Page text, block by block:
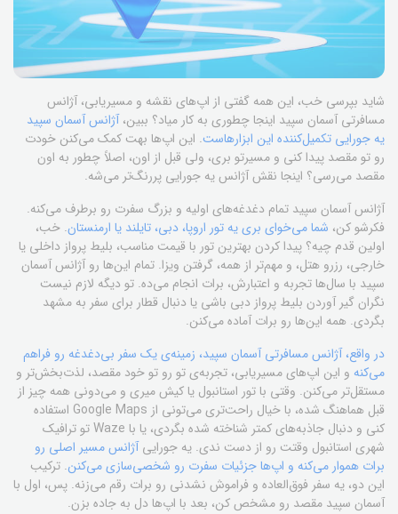
شاید بپرسی خب، این همه گفتی از اپ‌های نقشه و مسیر‌یابی، آژانس
مسافرتی آسمان سپید اینجا چطوری به کار میاد؟ ببین،آژانس آسمان سپید
یه جورایی تکمیل‌کننده این ابزارهاست. این اپ‌ها بهت کمک می‌کنن خودت
رو تو مقصد پیدا کنی و مسیرتو بری، ولی قبل از اون، اصلاً چطور به اون
مقصد می‌رسی؟ اینجا نقش آژانس یه جورایی پررنگ‌تر می‌شه.
آژانس آسمان سپید تمام دغدغه‌های اولیه و بزرگ سفرت رو برطرف می‌کنه.
فکرشو کن، شما می‌خوای بری یه تور اروپا، دبی، تایلند یا ارمنستان. خب،
اولین قدم چیه؟ پیدا کردن بهترین تور با قیمت مناسب، بلیط پرواز داخلی یا
خارجی، رزرو هتل، و مهم‌تر از همه، گرفتن ویزا. تمام این‌ها رو آژانس آسمان
سپید با سال‌ها تجربه و اعتبارش، برات انجام می‌ده. تو دیگه لازم نیست
نگران گیر آوردن بلیط پرواز دبی باشی یا دنبال قطار برای سفر به مشهد
بگردی. همه این‌ها رو برات آماده می‌کنن.
در واقع، آژانس مسافرتی آسمان سپید، زمینه‌ی یک سفر بی‌دغدغه رو فراهم
می‌کنه و این اپ‌های مسیر‌یابی، تجربه‌ی تو رو تو خود مقصد، لذت‌بخش‌تر و
مستقل‌تر می‌کنن. وقتی با تور استانبول یا کیش میری و می‌دونی همه چیز از
قبل هماهنگ شده، با خیال راحت‌تری می‌تونی از Google Maps استفاده
کنی و دنبال جاذبه‌های کمتر شناخته شده بگردی، یا با Waze تو ترافیک
شهری استانبول وقتت رو از دست ندی. یه جوراییآژانس مسیر اصلی رو
برات هموار می‌کنه و اپ‌ها جزئیات سفرت رو شخصی‌سازی می‌کنن. ترکیب
این دو، یه سفر فوق‌العاده و فراموش نشدنی رو برات رقم می‌زنه. پس، اول با
آسمان سپید مقصد رو مشخص کن، بعد با اپ‌ها دل به جاده بزن.